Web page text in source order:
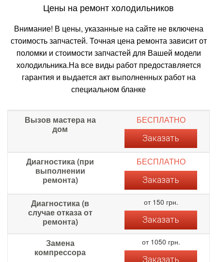
Цены на ремонт холодильников
Внимание! В цены, указанные на сайте не включена
стоимость запчастей. Точная цена ремонта зависит от
поломки и стоимости запчастей для Вашей модели
холодильника.На все виды работ предоставляется
гарантия и выдается акт выполненных работ на
специальном бланке
Вызов мастера на
дом
БЕСПЛАТНО
Заказать
Диагностика (при
выполнении
ремонта)
БЕСПЛАТНО
Заказать
Диагностика (в
случае отказа от
ремонта)
от 150 грн.
Заказать
Замена
компрессора
от 1050 грн.
Заказать